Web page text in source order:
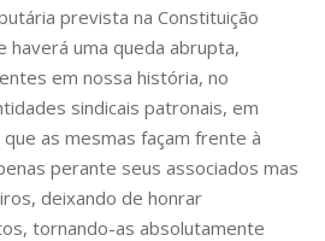
prevista na Constituição
haverá uma queda abrupta,
em nossa história, no
sindicais patronais, em
as mesmas façam frente à
perante seus associados mas
deixando de honrar
tornando-as absolutamente